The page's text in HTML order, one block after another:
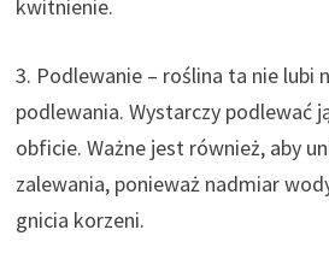
kwitnienie.
3. Podlewanie – roślina ta nie lubi
podlewania. Wystarczy podlewać
obficie. Ważne jest również, aby
zalewania, ponieważ nadmiar
gnicia korzeni.